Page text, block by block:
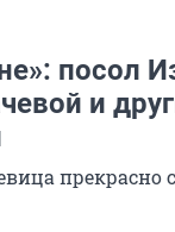
посол
и
прекрасно